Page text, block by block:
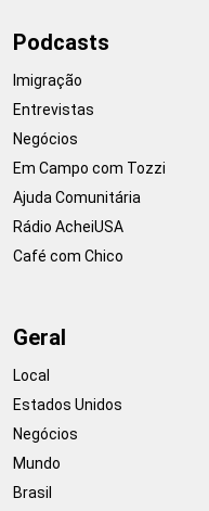
Podcasts
Imigração
Entrevistas
Negócios
Em Campo com Tozzi
Ajuda Comunitária
Rádio AcheiUSA
Café com Chico
Geral
Local
Estados Unidos
Negócios
Mundo
Brasil